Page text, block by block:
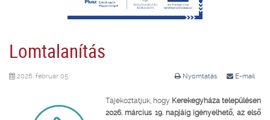
Lomtalanítás
Nyomtatás E-mail
2026. február 05.
Tájékoztatjuk, hogy Kerekegyháza településen
2026. március 19. napjáig igényelhető, az első